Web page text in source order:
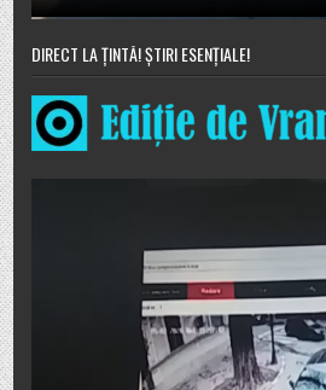
DIRECT LA ȚINTĂ! ȘTIRI ESENȚIALE!